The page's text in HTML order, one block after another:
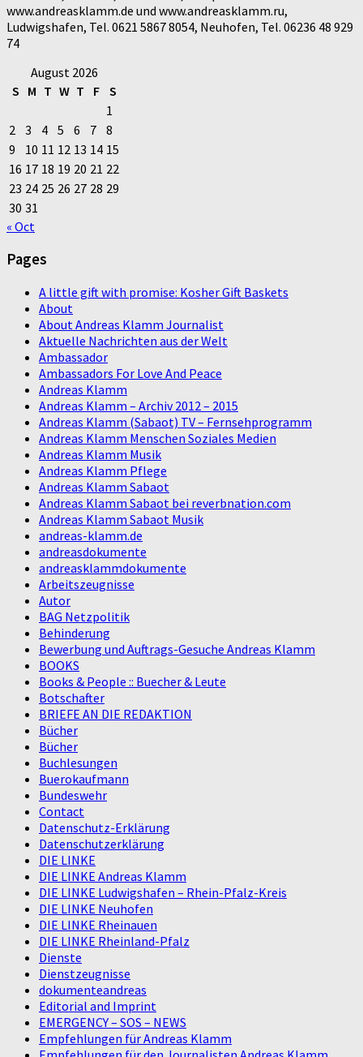
www.andreasklamm.de und www.andreasklamm.ru,
Ludwigshafen, Tel. 0621 5867 8054, Neuhofen, Tel. 06236 48 929
74
August 2026
S M T W T F S
1
2 3 4 5 6 7 8
9
10 11 12 13 14 15
16 17 18 19 20 21 22
23 24 25 26 27 28 29
30 31
« Oct
Pages
A little gift with promise: Kosher Gift Baskets
About
About Andreas Klamm Journalist
Aktuelle Nachrichten aus der Welt
Ambassador
Ambassadors For Love And Peace
Andreas Klamm
Andreas Klamm – Archiv 2012 – 2015
Andreas Klamm (Sabaot) TV – Fernsehprogramm
Andreas Klamm Menschen Soziales Medien
Andreas Klamm Musik
Andreas Klamm Pflege
Andreas Klamm Sabaot
Andreas Klamm Sabaot bei reverbnation.com
Andreas Klamm Sabaot Musik
andreas-klamm.de
andreasdokumente
andreasklammdokumente
Arbeitszeugnisse
Autor
BAG Netzpolitik
Behinderung
Bewerbung und Auftrags-Gesuche Andreas Klamm
BOOKS
Books & People :: Buecher & Leute
Botschafter
BRIEFE AN DIE REDAKTION
Bücher
Bücher
Buchlesungen
Buerokaufmann
Bundeswehr
Contact
Datenschutz-Erklärung
Datenschutzerklärung
DIE LINKE
DIE LINKE Andreas Klamm
DIE LINKE Ludwigshafen – Rhein-Pfalz-Kreis
DIE LINKE Neuhofen
DIE LINKE Rheinauen
DIE LINKE Rheinland-Pfalz
Dienste
Dienstzeugnisse
dokumenteandreas
Editorial and Imprint
EMERGENCY – SOS – NEWS
Empfehlungen für Andreas Klamm